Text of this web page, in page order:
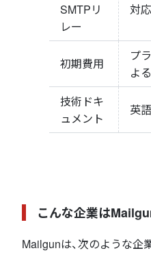
SMTPリ
レー
対応
初期費用
プ
よる
技術ドキ
ュメント
英
こんな企業は
Mailgunは、次のような企